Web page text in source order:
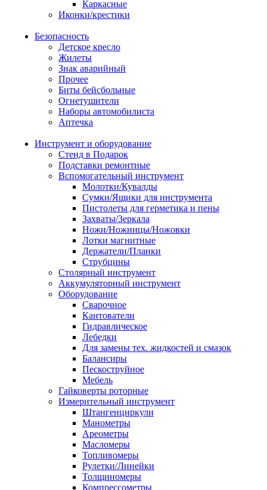
Каркасные
Иконки/крестики
Безопасность
Детское кресло
Жилеты
Знак аварийный
Прочее
Биты бейсбольные
Огнетушители
Наборы автомобилиста
Аптечка
Инструмент и оборудование
Стенд в Подарок
Подставки ремонтные
Вспомогательный инструмент
Молотки/Кувалды
Сумки/Ящики для инструмента
Пистолеты для герметика и пены
Захваты/Зеркала
Ножи/Ножницы/Ножовки
Лотки магнитные
Держатели/Планки
Струбцины
Столярный инструмент
Аккумуляторный инструмент
Оборудование
Сварочное
Кантователи
Гидравлическое
Лебедки
Для замены тех. жидкостей и смазок
Балансиры
Пескоструйное
Мебель
Гайковерты роторные
Измерительный инструмент
Штангенциркули
Манометры
Ареометры
Масломеры
Топливомеры
Рулетки/Линейки
Толщиномеры
Компрессометры